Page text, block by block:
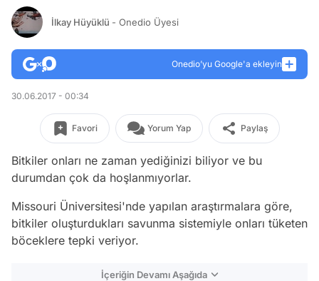
İlkay Hüyüklü - Onedio Üyesi
Onedio’yu Google'a ekleyin
30.06.2017 - 00:34
Favori Yorum Yap Paylaş
Bitkiler onları ne zaman yediğinizi biliyor ve bu
durumdan çok da hoşlanmıyorlar.
Missouri Üniversitesi'nde yapılan araştırmalara göre,
bitkiler oluşturdukları savunma sistemiyle onları tüketen
böceklere tepki veriyor.
İçeriğin Devamı Aşağıda